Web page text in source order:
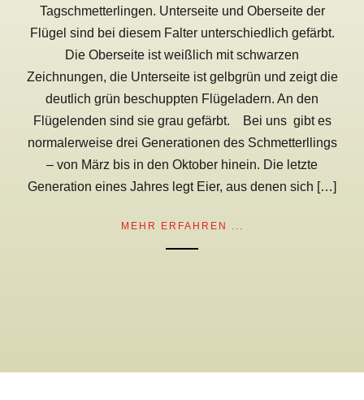
Tagschmetterlingen. Unterseite und Oberseite der
Flügel sind bei diesem Falter unterschiedlich gefärbt.
Die Oberseite ist weißlich mit schwarzen
Zeichnungen, die Unterseite ist gelbgrün und zeigt die
deutlich grün beschuppten Flügeladern. An den
Flügelenden sind sie grau gefärbt. Bei uns gibt es
normalerweise drei Generationen des Schmetterllings
– von März bis in den Oktober hinein. Die letzte
Generation eines Jahres legt Eier, aus denen sich […]
MEHR ERFAHREN ...